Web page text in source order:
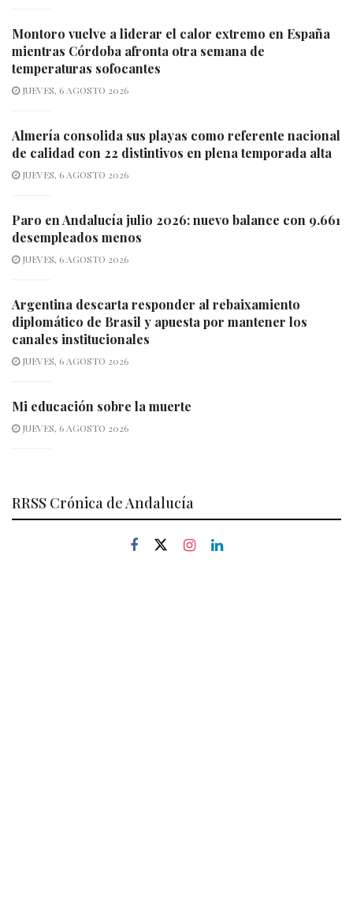
Montoro vuelve a liderar el calor extremo en España
mientras Córdoba afronta otra semana de
temperaturas sofocantes
JUEVES, 6 AGOSTO 2026
Almería consolida sus playas como referente nacional
de calidad con 22 distintivos en plena temporada alta
JUEVES, 6 AGOSTO 2026
Paro en Andalucía julio 2026: nuevo balance con 9.661
desempleados menos
JUEVES, 6 AGOSTO 2026
Argentina descarta responder al rebaixamiento
diplomático de Brasil y apuesta por mantener los
canales institucionales
JUEVES, 6 AGOSTO 2026
Mi educación sobre la muerte
JUEVES, 6 AGOSTO 2026
RRSS Crónica de Andalucía